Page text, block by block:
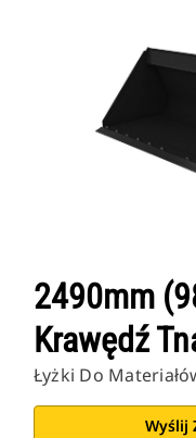
2490mm
Krawędź
Łyżki Do
Wyślij